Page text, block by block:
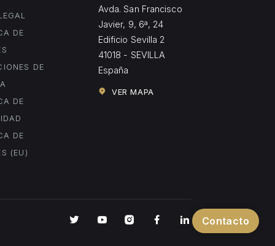
DE
DE
DE
DE
(EU)
Avda. San Francisco
Javier, 9, 6ª, 24
Edificio Sevilla 2
41018 - SEVILLA
España
VER MAPA
Contacto